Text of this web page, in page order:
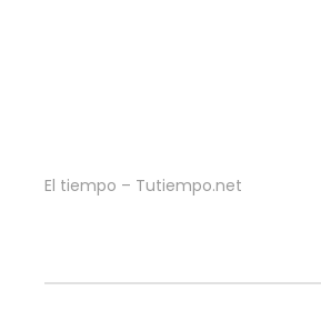
El tiempo – Tutiempo.net